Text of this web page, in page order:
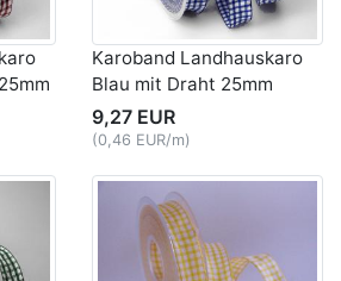
Karoband Landhauskaro
Blau mit Draht 25mm
9,27 EUR
(0,46 EUR/m)